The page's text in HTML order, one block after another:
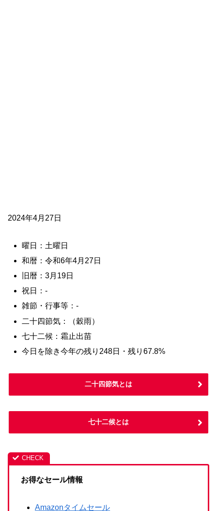
2024年4月27日
曜日：土曜日
和暦：令和6年4月27日
旧暦：3月19日
祝日：-
雑節・行事等：-
二十四節気：（穀雨）
七十二候：霜止出苗
今日を除き今年の残り248日・残り67.8%
二十四節気とは
七十二候とは
お得なセール情報
Amazonタイムセール